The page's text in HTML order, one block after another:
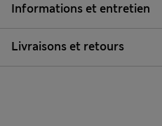
Informations et entretien
Livraisons et retours